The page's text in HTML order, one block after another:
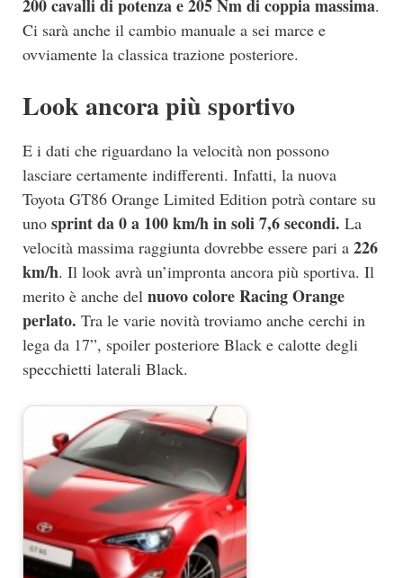
200 cavalli di potenza e 205 Nm di coppia massima.
Ci sarà anche il cambio manuale a sei marce e
ovviamente la classica trazione posteriore.
Look ancora più sportivo
E i dati che riguardano la velocità non possono
lasciare certamente indifferenti. Infatti, la nuova
Toyota GT86 Orange Limited Edition potrà contare su
uno sprint da 0 a 100 km/h in soli 7,6 secondi. La
velocità massima raggiunta dovrebbe essere pari a 226
km/h. Il look avrà un’impronta ancora più sportiva. Il
merito è anche del nuovo colore Racing Orange
perlato. Tra le varie novità troviamo anche cerchi in
lega da 17”, spoiler posteriore Black e calotte degli
specchietti laterali Black.